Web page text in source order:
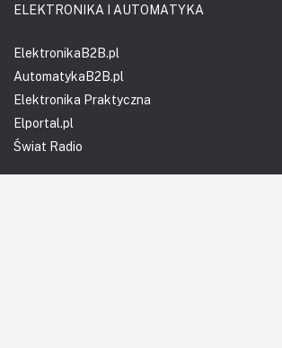
ELEKTRONIKA I AUTOMATYKA
ElektronikaB2B.pl
AutomatykaB2B.pl
Elektronika Praktyczna
Elportal.pl
Świat Radio
FOTOGRAFIA, EDUKACJA I HI-TECH